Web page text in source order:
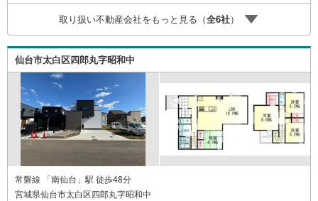
いても、誠心誠意ご説明させていただきます。各店舗では
キッズスペースも完備！お子様連れのご家族皆様で、ぜひ
お越しください。営業時間:10:00～18:00（定休日:火・水曜
日 ※店舗により変動あり）現地のご案内も可能ですので、
どうぞお気軽にお問い合わせください！
取り扱い不動産会社をもっと見る（全6社）
仙台市太白区四郎丸字昭和中
常磐線 「南仙台」駅 徒歩48分
宮城県仙台市太白区四郎丸字昭和中